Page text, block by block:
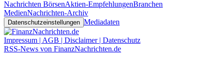
Nachrichten BörsenAktien-EmpfehlungenBranchen
MedienNachrichten-Archiv
Datenschutzeinstellungen Mediadaten
Impressum | AGB | Disclaimer | Datenschutz
RSS-News von FinanzNachrichten.de